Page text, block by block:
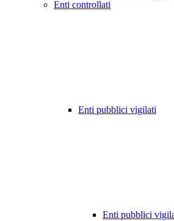
Enti controllati
Enti pubblici vigilati
Enti pubblici